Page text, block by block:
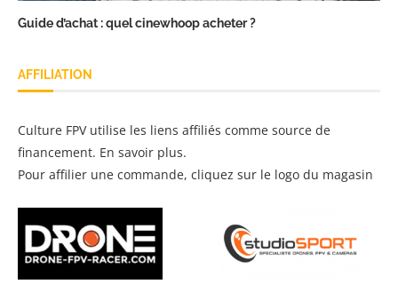
Guide d’achat : quel cinewhoop acheter ?
AFFILIATION
Culture FPV utilise les liens affiliés comme source de
financement. En savoir plus.
Pour affilier une commande, cliquez sur le logo du magasin